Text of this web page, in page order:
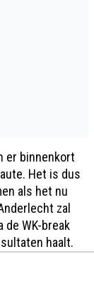
er binnenkort
Het is dus
als het nu
zal
de WK-break
haalt.